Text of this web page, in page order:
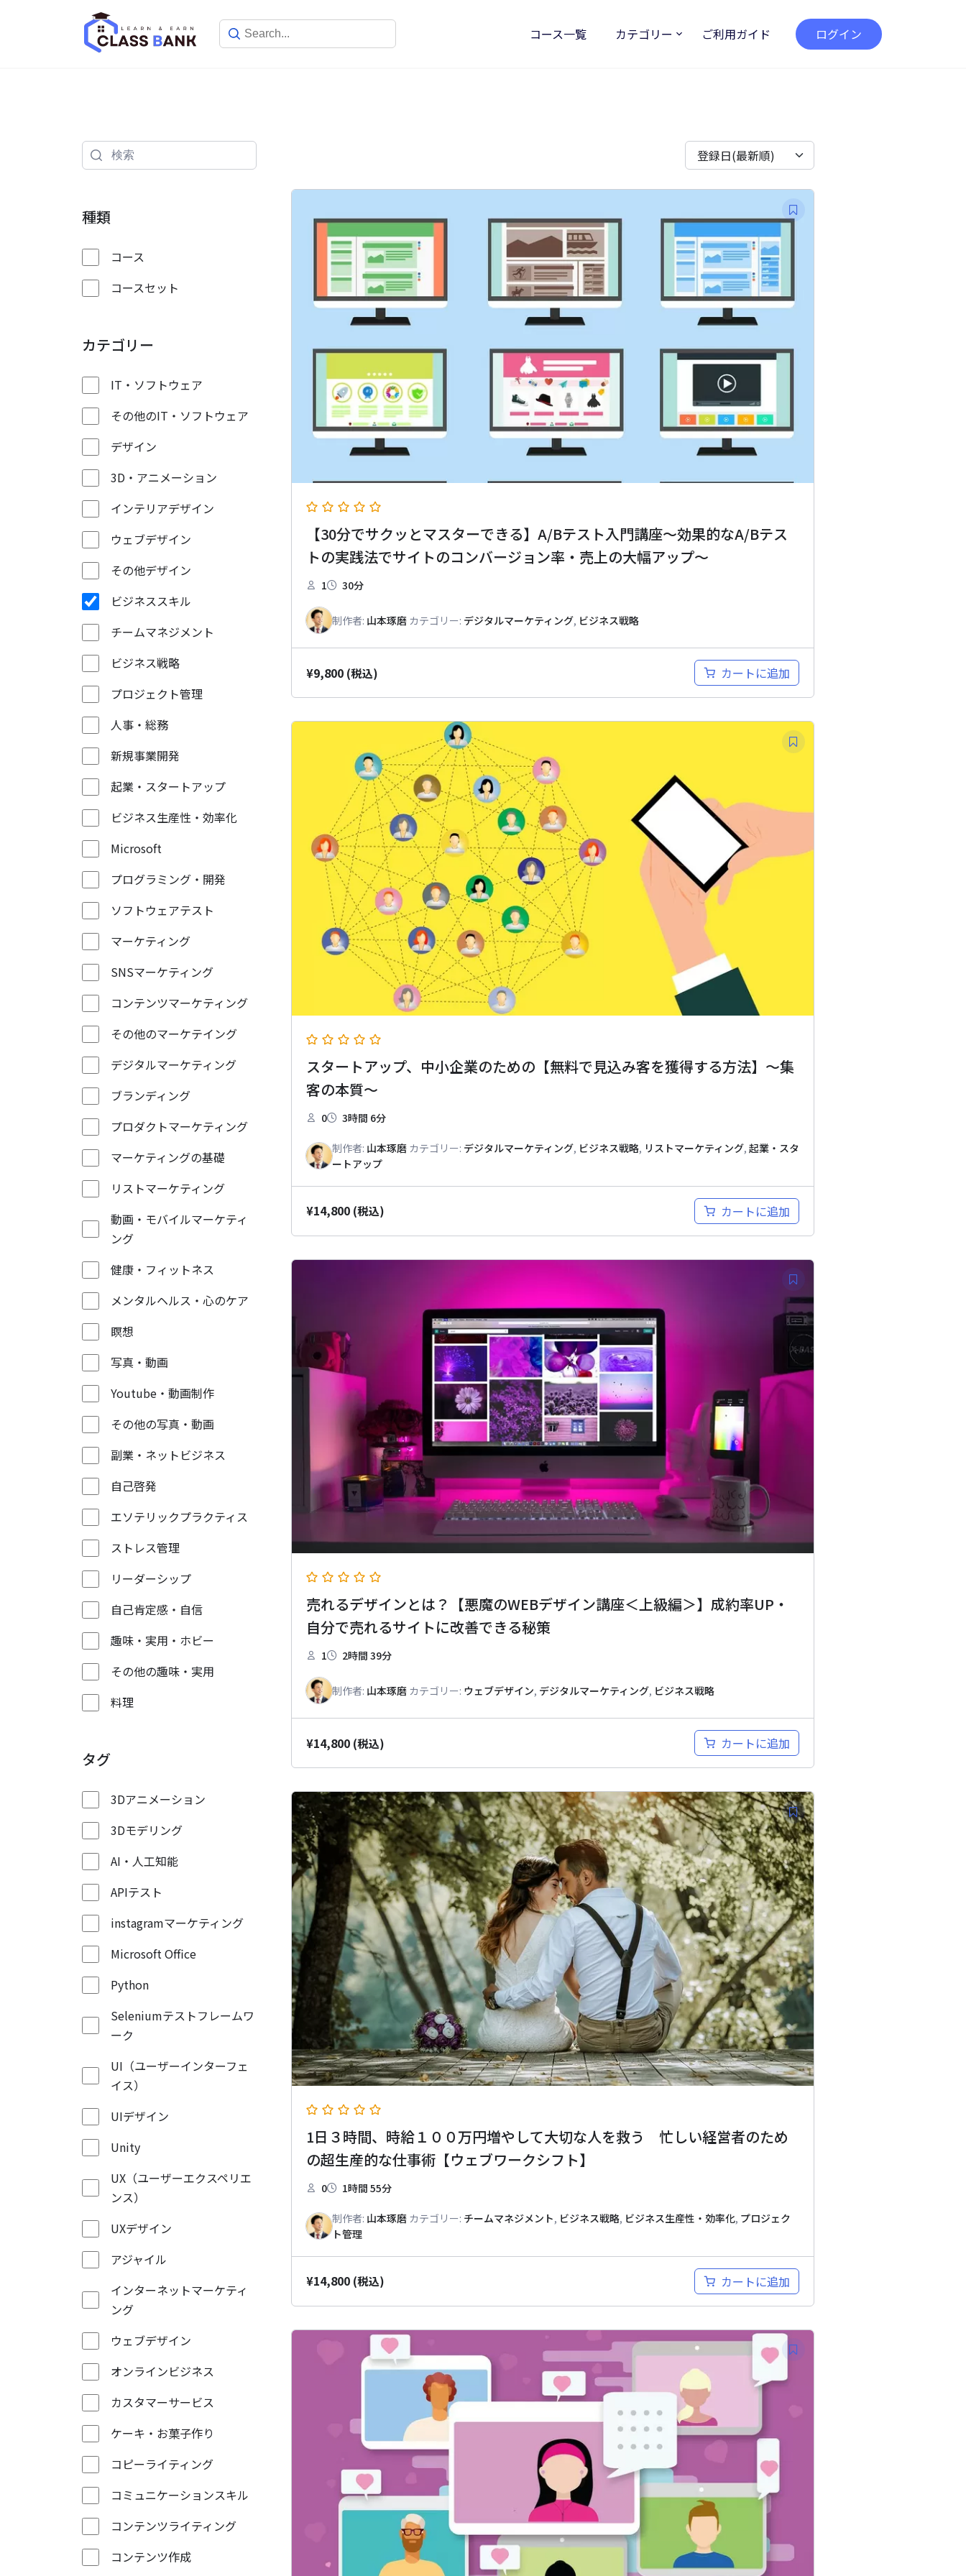
コース一覧 カテゴリー ご利用ガイド ログイン
種類
コース
コースセット
カテゴリー
IT・ソフトウェア
その他のIT・ソフトウェア
デザイン
3D・アニメーション
インテリアデザイン
ウェブデザイン
その他デザイン
ビジネススキル
チームマネジメント
ビジネス戦略
プロジェクト管理
人事・総務
新規事業開発
起業・スタートアップ
ビジネス生産性・効率化
Microsoft
プログラミング・開発
ソフトウェアテスト
マーケティング
SNSマーケティング
コンテンツマーケティング
その他のマーケテイング
デジタルマーケティング
ブランディング
プロダクトマーケティング
マーケティングの基礎
リストマーケティング
動画・モバイルマーケティ
ング
健康・フィットネス
メンタルヘルス・心のケア
瞑想
写真・動画
Youtube・動画制作
その他の写真・動画
副業・ネットビジネス
自己啓発
エソテリックプラクティス
ストレス管理
リーダーシップ
自己肯定感・自信
趣味・実用・ホビー
その他の趣味・実用
料理
タグ
3Dアニメーション
3Dモデリング
AI・人工知能
APIテスト
instagramマーケティング
Microsoft Office
Python
Seleniumテストフレームワ
ーク
UI（ユーザーインターフェ
イス）
UIデザイン
Unity
UX（ユーザーエクスペリエ
ンス）
UXデザイン
アジャイル
インターネットマーケティ
ング
ウェブデザイン
オンラインビジネス
カスタマーサービス
ケーキ・お菓子作り
コピーライティング
コミュニケーションスキル
コンテンツライティング
コンテンツ作成
登録日(最新順)
【30分でサクッとマスターできる】A/Bテスト入門講座～効果的なA/Bテス
トの実践法でサイトのコンバージョン率・売上の大幅アップ～
1 30分
制作者: 山本琢磨 カテゴリー: デジタルマーケティング, ビジネス戦略
¥9,800 (税込) カートに追加
スタートアップ、中小企業のための【無料で見込み客を獲得する方法】～集
客の本質～
0 3時間 6分
制作者: 山本琢磨 カテゴリー: デジタルマーケティング, ビジネス戦略, リストマーケティング, 起業・スタ
ートアップ
¥14,800 (税込) カートに追加
売れるデザインとは？【悪魔のWEBデザイン講座＜上級編＞】成約率UP・
自分で売れるサイトに改善できる秘策
1 2時間 39分
制作者: 山本琢磨 カテゴリー: ウェブデザイン, デジタルマーケティング, ビジネス戦略
¥14,800 (税込) カートに追加
1日３時間、時給１００万円増やして大切な人を救う 忙しい経営者のため
の超生産的な仕事術【ウェブワークシフト】
0 1時間 55分
制作者: 山本琢磨 カテゴリー: チームマネジメント, ビジネス戦略, ビジネス生産性・効率化, プロジェク
ト管理
¥14,800 (税込) カートに追加